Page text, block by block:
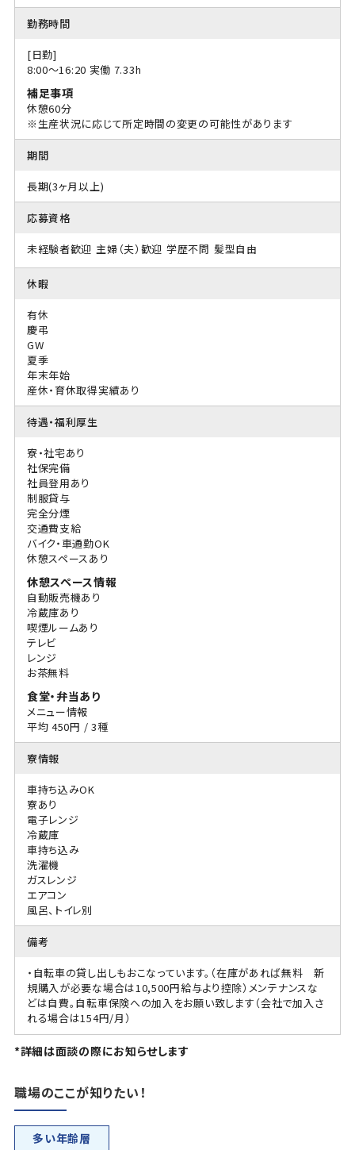
勤務時間
[日勤]
8:00〜16:20 実働 7.33h
補足事項
休憩60分
※生産状況に応じて所定時間の変更の可能性があります
期間
長期(3ヶ月以上)
応募資格
未経験者歓迎 主婦（夫）歓迎 学歴不問 髪型自由
休暇
有休
慶弔
GW
夏季
年末年始
産休・育休取得実績あり
待遇・福利厚生
寮・社宅あり
社保完備
社員登用あり
制服貸与
完全分煙
交通費支給
バイク・車通勤OK
休憩スペースあり
休憩スペース情報
自動販売機あり
冷蔵庫あり
喫煙ルームあり
テレビ
レンジ
お茶無料
食堂・弁当あり
メニュー情報
平均 450円 / 3種
寮情報
車持ち込みOK
寮あり
電子レンジ
冷蔵庫
車持ち込み
洗濯機
ガスレンジ
エアコン
風呂、トイレ別
備考
・自転車の貸し出しもおこなっています。（在庫があれば無料 新
規購入が必要な場合は10,500円給与より控除）メンテナンスな
どは自費。自転車保険への加入をお願い致します（会社で加入さ
れる場合は154円/月）
*詳細は面談の際にお知らせします
職場のここが知りたい！
多い年齢層